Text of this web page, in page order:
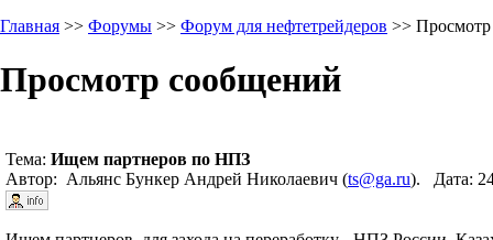
Главная >> Форумы >> Форум для нефтетрейдеров >>
Просмотр сообщений
Тема: Ищем партнеров по НПЗ
Автор: Альянс Бункер Андрей Николаевич (ts@ga.ru). Дата: